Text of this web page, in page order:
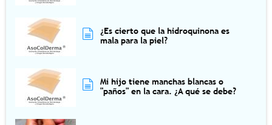
¿Es cierto que la hidroquinona es
mala para la piel?
Mi hijo tiene manchas blancas o
"paños" en la cara. ¿A qué se debe?